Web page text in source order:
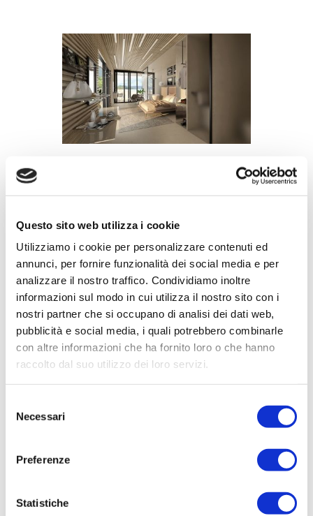
Questo sito web utilizza i cookie
Utilizziamo i cookie per personalizzare contenuti ed
annunci, per fornire funzionalità dei social media e per
analizzare il nostro traffico. Condividiamo inoltre
informazioni sul modo in cui utilizza il nostro sito con i
nostri partner che si occupano di analisi dei dati web,
pubblicità e social media, i quali potrebbero combinarle
con altre informazioni che ha fornito loro o che hanno
raccolto dal suo utilizzo dei loro servizi.
delNecessari
Preferenze
Statistiche
Negozio di abbigliamento